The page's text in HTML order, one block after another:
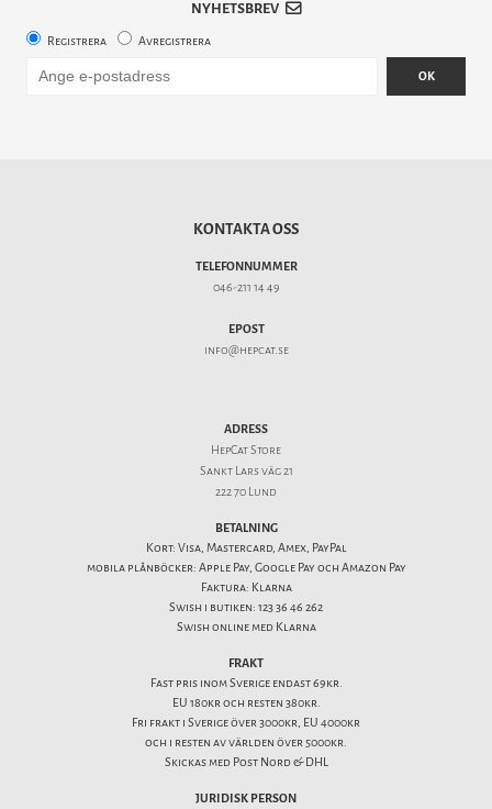
NYHETSBREV
Registrera Avregistrera
OK
KONTAKTA OSS
TELEFONNUMMER
046-211 14 49
EPOST
info@hepcat.se
ADRESS
HepCat Store
Sankt Lars väg 21
222 70 Lund
BETALNING
Kort: Visa, Mastercard, Amex, PayPal
mobila plånböcker: Apple Pay, Google Pay och Amazon Pay
Faktura: Klarna
Swish i butiken: 123 36 46 262
Swish online med Klarna
FRAKT
Fast pris inom Sverige endast 69kr.
EU 180kr och resten 380kr.
Fri frakt i Sverige över 3000kr, EU 4000kr
och i resten av världen över 5000kr.
Skickas med Post Nord & DHL
JURIDISK PERSON